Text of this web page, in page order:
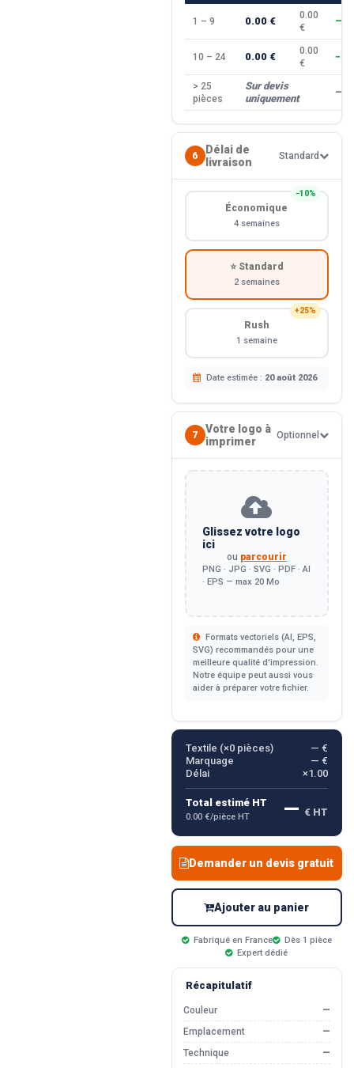
1 – 9 0.00 €
0.00
€
—
10 – 24 0.00 €
0.00
€
> 25
pièces
Sur devis
uniquement
—
6
Délai de
livraison
Standard
−10%
Économique
4 semaines
⭐ Standard
2 semaines
+25%
Rush
1 semaine
Date estimée : 20 août 2026
7
Votre logo à
imprimer
Optionnel
Glissez votre logo
ici
ou parcourir
PNG · JPG · SVG · PDF · AI
· EPS — max 20 Mo
Formats vectoriels (AI, EPS,
SVG) recommandés pour une
meilleure qualité d'impression.
Notre équipe peut aussi vous
aider à préparer votre fichier.
Textile (×0pièces)
— €
Marquage
— €
Délai
×1.00
Total estimé HT
0.00 €/pièce HT — € HT
Demander un devis gratuit
Ajouter au panier
Fabriqué en France
Dès 1 pièce
Expert dédié
Récapitulatif
Couleur
—
Emplacement
—
Technique
—